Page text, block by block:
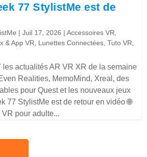
77 StylistMe est de
|Juil 17, 2026 |Accessoires VR
& App VR Lunettes Connectées ,Tuto VR
les actualités AR VR XR de la semaine
Realities, MemoMind, Xreal, des
pour Quest et les nouveaux jeux
77 StylistMe est de retour en vidéo 🌐
pour adulte...